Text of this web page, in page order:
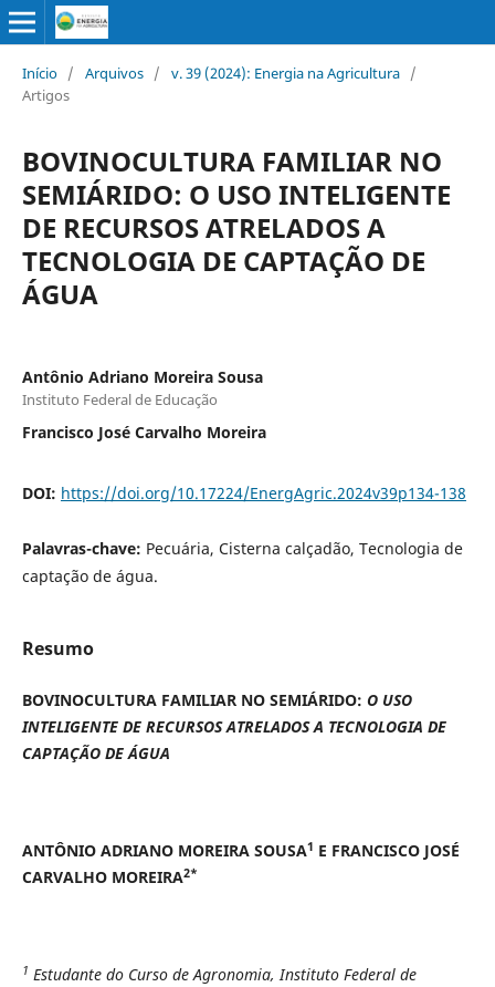
Início / Arquivos / v. 39 (2024): Energia na Agricultura /
Artigos
BOVINOCULTURA FAMILIAR NO
SEMIÁRIDO: O USO INTELIGENTE
DE RECURSOS ATRELADOS A
TECNOLOGIA DE CAPTAÇÃO DE
ÁGUA
Antônio Adriano Moreira Sousa
Instituto Federal de Educação
Francisco José Carvalho Moreira
DOI: https://doi.org/10.17224/EnergAgric.2024v39p134-138
Palavras-chave: Pecuária, Cisterna calçadão, Tecnologia de
captação de água.
Resumo
BOVINOCULTURA FAMILIAR NO SEMIÁRIDO: O USO
INTELIGENTE DE RECURSOS ATRELADOS A TECNOLOGIA DE
CAPTAÇÃO DE ÁGUA
ANTÔNIO ADRIANO MOREIRA SOUSA1 E FRANCISCO JOSÉ
CARVALHO MOREIRA2*
1 Estudante do Curso de Agronomia, Instituto Federal de